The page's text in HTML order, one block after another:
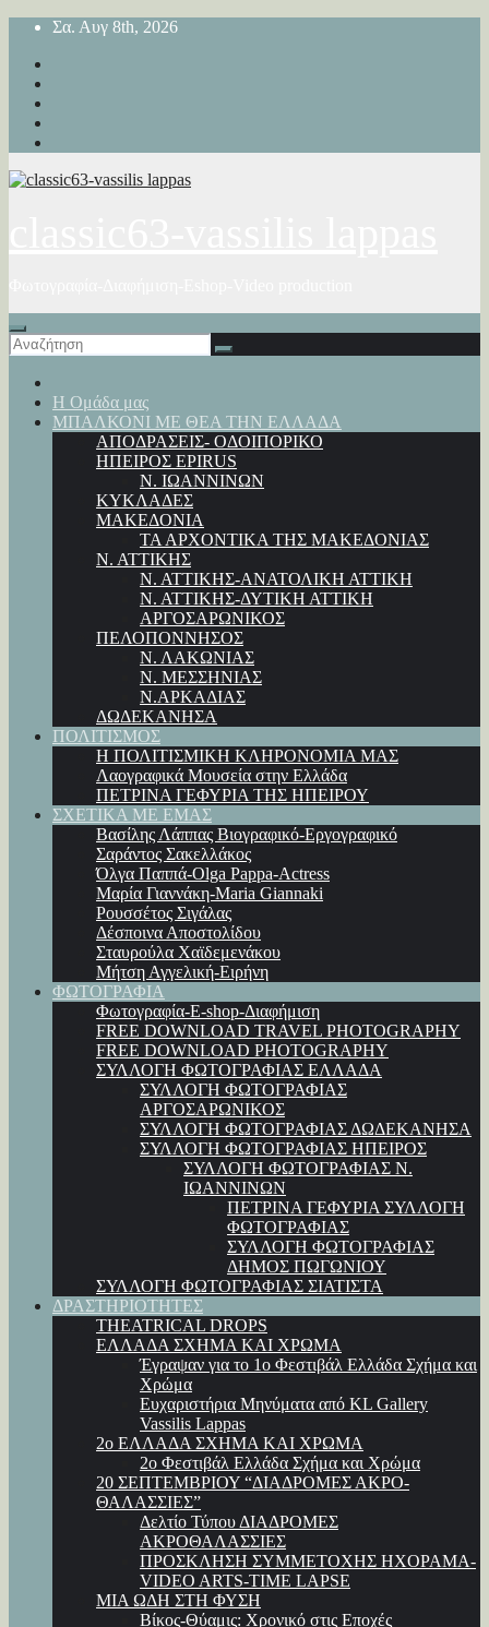
Μετάβαση
περιεχόμενο
Σα. Αυγ 8th, 2026
Η Ομάδα μας
ΜΠΑΛΚΟΝΙ ΜΕ ΘΕΑ ΤΗΝ ΕΛΛΑΔΑ
ΑΠΟΔΡΑΣΕΙΣ- ΟΔΟΙΠΟΡΙΚΟ
ΗΠΕΙΡΟΣ EPIRUS
Ν. ΙΩΑΝΝΙΝΩΝ
ΚΥΚΛΑΔΕΣ
ΜΑΚΕΔΟΝΙΑ
ΤΑ ΑΡΧΟΝΤΙΚΑ ΤΗΣ ΜΑΚΕΔΟΝΙΑΣ
Ν. ΑΤΤΙΚΗΣ
Ν. ΑΤΤΙΚΗΣ-ΑΝΑΤΟΛΙΚΗ ΑΤΤΙΚΗ
Ν. ΑΤΤΙΚΗΣ-ΔΥΤΙΚΗ ΑΤΤΙΚΗ
ΑΡΓΟΣΑΡΩΝΙΚΟΣ
ΠΕΛΟΠΟΝΝΗΣΟΣ
Ν. ΛΑΚΩΝΙΑΣ
Ν. ΜΕΣΣΗΝΙΑΣ
Ν.ΑΡΚΑΔΙΑΣ
ΔΩΔΕΚΑΝΗΣΑ
ΠΟΛΙΤΙΣΜΟΣ
Η ΠΟΛΙΤΙΣΜΙΚΗ ΚΛΗΡΟΝΟΜΙΑ ΜΑΣ
Λαογραφικά Μουσεία στην Ελλάδα
ΠΕΤΡΙΝΑ ΓΕΦΥΡΙΑ ΤΗΣ ΗΠΕΙΡΟΥ
ΣΧΕΤΙΚΑ ΜΕ ΕΜΑΣ
Βασίλης Λάππας Βιογραφικό-Εργογραφικό
Σαράντος Σακελλάκος
Όλγα Παππά-Olga Pappa-Αctress
Μαρία Γιαννάκη-Maria Giannaki
Ρουσσέτος Σιγάλας
Δέσποινα Αποστολίδου
Σταυρούλα Χαϊδεμενάκου
Μήτση Αγγελική-Ειρήνη
ΦΩΤΟΓΡΑΦΙΑ
Φωτογραφία-E-shop-Διαφήμιση
FREE DOWNLOAD TRAVEL PHOTOGRAPHY
FREE DOWNLOAD PHOTOGRAPHY
ΣΥΛΛΟΓΗ ΦΩΤΟΓΡΑΦΙΑΣ ΕΛΛΑΔΑ
ΣΥΛΛΟΓΗ ΦΩΤΟΓΡΑΦΙΑΣ
ΑΡΓΟΣΑΡΩΝΙΚΟΣ
ΣΥΛΛΟΓΗ ΦΩΤΟΓΡΑΦΙΑΣ ΔΩΔΕΚΑΝΗΣΑ
ΣΥΛΛΟΓΗ ΦΩΤΟΓΡΑΦΙΑΣ ΗΠΕΙΡΟΣ
ΣΥΛΛΟΓΗ ΦΩΤΟΓΡΑΦΙΑΣ Ν.
ΙΩΑΝΝΙΝΩΝ
ΠΕΤΡΙΝΑ ΓΕΦΥΡΙΑ ΣΥΛΛΟΓΗ
ΦΩΤΟΓΡΑΦΙΑΣ
ΣΥΛΛΟΓΗ ΦΩΤΟΓΡΑΦΙΑΣ
ΔΗΜΟΣ ΠΩΓΩΝΙΟΥ
ΣΥΛΛΟΓΗ ΦΩΤΟΓΡΑΦΙΑΣ ΣΙΑΤΙΣΤΑ
ΔΡΑΣΤΗΡΙΟΤΗΤΕΣ
THEATRICAL DROPS
ΕΛΛΑΔΑ ΣΧΗΜΑ ΚΑΙ ΧΡΩΜΑ
Έγραψαν για το 1ο Φεστιβάλ Ελλάδα Σχήμα και
Χρώμα
Ευχαριστήρια Μηνύματα από KL Gallery
Vassilis Lappas
2ο ΕΛΛΑΔΑ ΣΧΗΜΑ ΚΑΙ ΧΡΩΜΑ
2ο Φεστιβάλ Ελλάδα Σχήμα και Χρώμα
20 ΣΕΠΤΕΜΒΡΙΟΥ “ΔΙΑΔΡΟΜΕΣ ΑΚΡΟ-
ΘΑΛΑΣΣΙΕΣ”
Δελτίο Τύπου ΔΙΑΔΡΟΜΕΣ
ΑΚΡΟΘΑΛΑΣΣΙΕΣ
ΠΡΟΣΚΛΗΣΗ ΣΥΜΜΕΤΟΧΗΣ ΗΧΟΡΑΜΑ-
VIDEO ARTS-TIME LAPSE
ΜΙΑ ΩΔΗ ΣΤΗ ΦΥΣΗ
Βίκος-Θύαμις: Χρονικό στις Εποχές